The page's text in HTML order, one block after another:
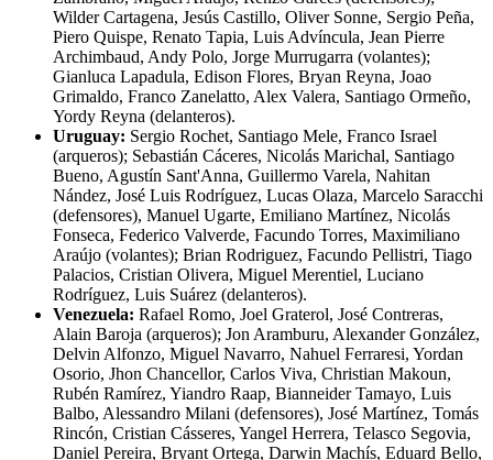
Wilder Cartagena, Jesús Castillo, Oliver Sonne, Sergio Peña,
Piero Quispe, Renato Tapia, Luis Advíncula, Jean Pierre
Archimbaud, Andy Polo, Jorge Murrugarra (volantes);
Gianluca Lapadula, Edison Flores, Bryan Reyna, Joao
Grimaldo, Franco Zanelatto, Alex Valera, Santiago Ormeño,
Yordy Reyna (delanteros).
Uruguay: Sergio Rochet, Santiago Mele, Franco Israel
(arqueros); Sebastián Cáceres, Nicolás Marichal, Santiago
Bueno, Agustín Sant'Anna, Guillermo Varela, Nahitan
Nández, José Luis Rodríguez, Lucas Olaza, Marcelo Saracchi
(defensores), Manuel Ugarte, Emiliano Martínez, Nicolás
Fonseca, Federico Valverde, Facundo Torres, Maximiliano
Araújo (volantes); Brian Rodriguez, Facundo Pellistri, Tiago
Palacios, Cristian Olivera, Miguel Merentiel, Luciano
Rodríguez, Luis Suárez (delanteros).
Venezuela: Rafael Romo, Joel Graterol, José Contreras,
Alain Baroja (arqueros); Jon Aramburu, Alexander González,
Delvin Alfonzo, Miguel Navarro, Nahuel Ferraresi, Yordan
Osorio, Jhon Chancellor, Carlos Viva, Christian Makoun,
Rubén Ramírez, Yiandro Raap, Bianneider Tamayo, Luis
Balbo, Alessandro Milani (defensores), José Martínez, Tomás
Rincón, Cristian Cásseres, Yangel Herrera, Telasco Segovia,
Daniel Pereira, Bryant Ortega, Darwin Machís, Eduard Bello,